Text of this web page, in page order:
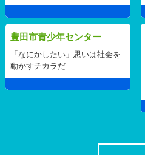
豊田市青少年センター
「なにかしたい」思いは社会を
動かすチカラだ